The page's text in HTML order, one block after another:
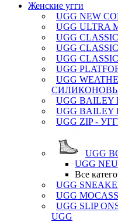
Женские угги
UGG NEW
UGG ULTRA
UGG
UGG
UGG
UGG
UGG
UGG
UGG
UGG ZIP -
UGG
UGG
Все
UGG
UGG
UGG SLIP
UGG